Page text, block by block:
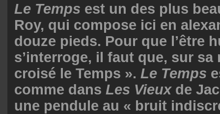
Le Temps est un des plus
Roy, qui compose ici en
douze pieds. Pour que l’être
s’interroge, il faut que, sur sa
croisé le Temps ». Le Temps
comme dans Les Vieuxde
une pendule au « bruit